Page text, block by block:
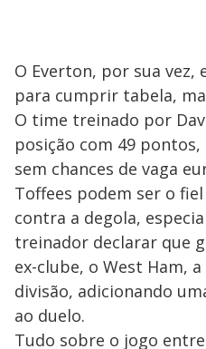
O Everton, por sua vez,
para cumprir tabela,
O time treinado por
posição com 49
sem chances de vaga
Toffees podem ser o
contra a degola,
treinador declarar que
ex-clube, o West Ham,
divisão, adicionando
ao duelo.
Tudo sobre o jogo